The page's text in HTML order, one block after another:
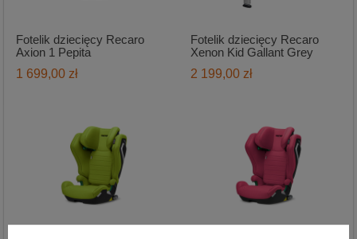
Fotelik dziecięcy Recaro
Axion 1 Pepita
1 699,00 zł
Fotelik dziecięcy Recaro
Xenon Kid Gallant Grey
2 199,00 zł